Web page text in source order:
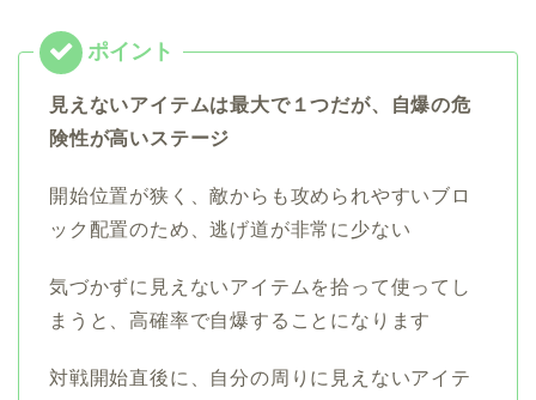
見えないアイテムは最大で１つだが、自爆の危
険性が高いステージ
開始位置が狭く、敵からも攻められやすいブロ
ック配置のため、逃げ道が非常に少ない
気づかずに見えないアイテムを拾って使ってし
まうと、高確率で自爆することになります
対戦開始直後に、自分の周りに見えないアイテ